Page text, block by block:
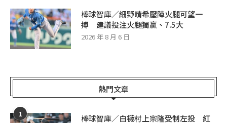
棒球智庫／細野晴希壓陣火腿可望一
搏 建議投注火腿獨贏、7.5大
2026 年 8 月 6 日
熱門文章
1
棒球智庫／白襪村上宗隆受制左投 紅